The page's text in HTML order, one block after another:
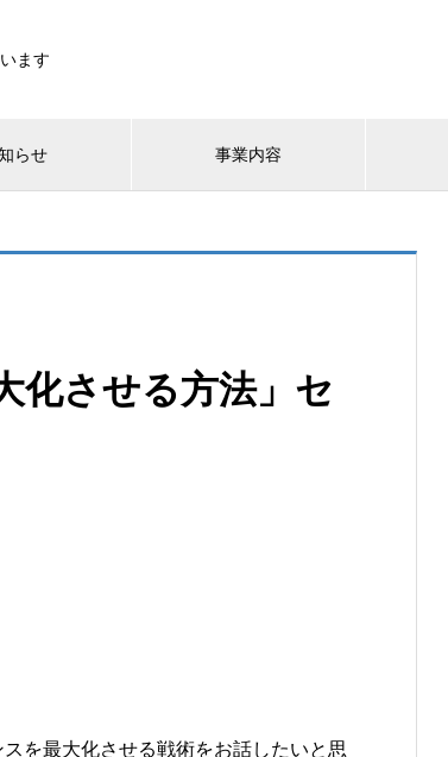
ます
らせ 事業内容
化させる方法」セ
を最大化させる戦術をお話したいと思